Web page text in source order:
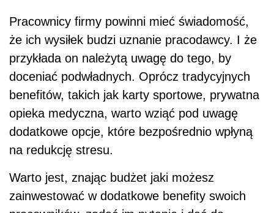
Pracownicy firmy powinni mieć świadomość,
że ich wysiłek budzi uznanie pracodawcy. I że
przykłada on należytą uwagę do tego, by
doceniać podwładnych. Oprócz tradycyjnych
benefitów, takich jak karty sportowe, prywatna
opieka medyczna, warto wziąć pod uwagę
dodatkowe opcje, które bezpośrednio wpłyną
na redukcję stresu.
Warto jest, znając budżet jaki możesz
zainwestować w dodatkowe benefity swoich